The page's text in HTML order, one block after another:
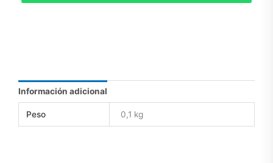
Información adicional
Peso 0,1 kg